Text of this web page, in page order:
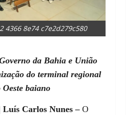
4366 8e74 c7e2d279c580
da Bahia e União
do terminal regional
Oeste baiano
Luís Carlos Nunes –O